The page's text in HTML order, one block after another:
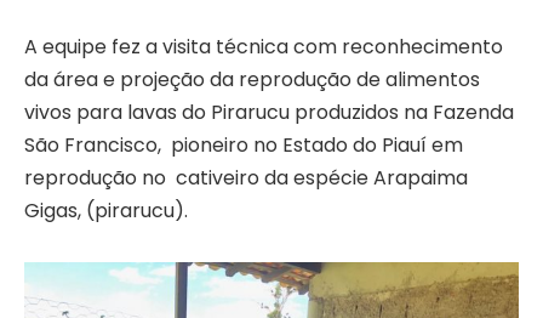
A equipe fez a visita técnica com reconhecimento
da área e projeção da reprodução de alimentos
vivos para lavas do Pirarucu produzidos na Fazenda
São Francisco, pioneiro no Estado do Piauí em
reprodução no cativeiro da espécie Arapaima
Gigas, (pirarucu).